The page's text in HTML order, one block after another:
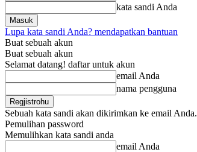
kata sandi Anda
Lupa kata sandi Anda? mendapatkan bantuan
Buat sebuah akun
Buat sebuah akun
Selamat datang! daftar untuk akun
email Anda
nama pengguna
Sebuah kata sandi akan dikirimkan ke email Anda.
Pemulihan password
Memulihkan kata sandi anda
email Anda